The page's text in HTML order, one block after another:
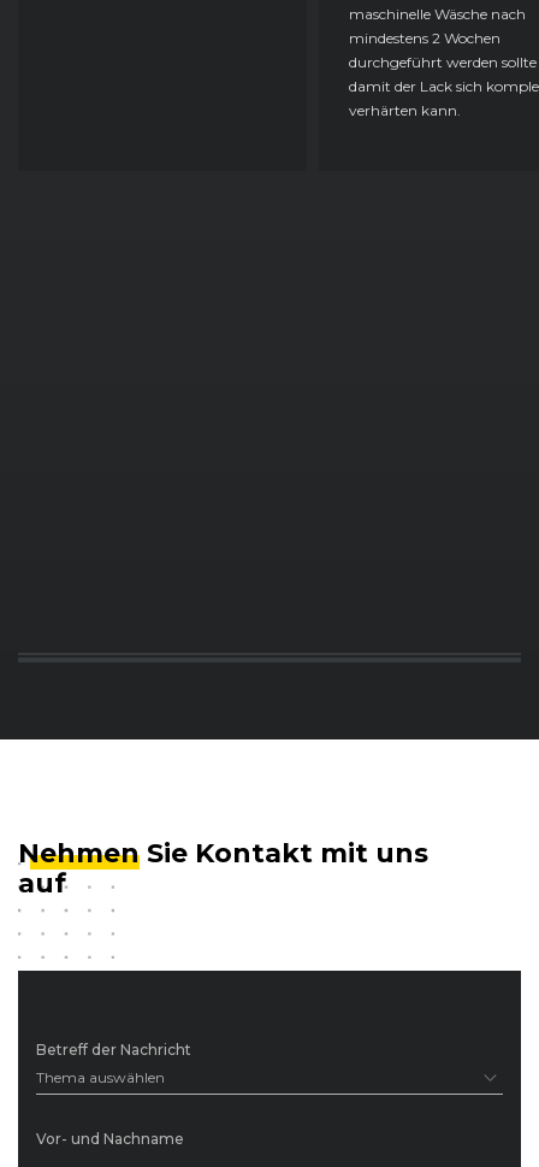
maschinelle Wäsche nach
mindestens 2 Wochen
durchgeführt werden sollte
damit der Lack sich
verhärten kann.
Betreff der Nachricht
Thema auswählen
Vor- und Nachname
Nehmen Sie Kontakt mit uns
auf